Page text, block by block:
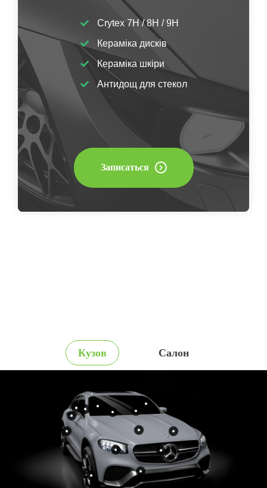
Crytex 7H / 8H / 9H
Кераміка дисків
Кераміка шкіри
Антидощ для стекол
Записаться
Кузов Салон